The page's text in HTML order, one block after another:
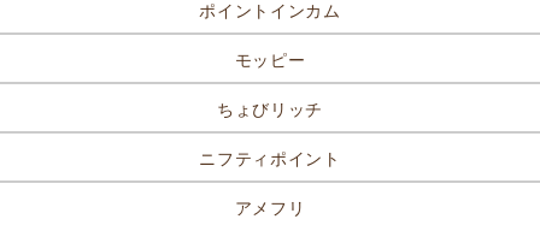
ポイントインカム
モッピー
ちょびリッチ
ニフティポイント
アメフリ